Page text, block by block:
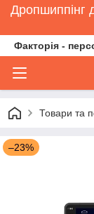
Дропшиппінг
Факторія -
Товари та
–23%